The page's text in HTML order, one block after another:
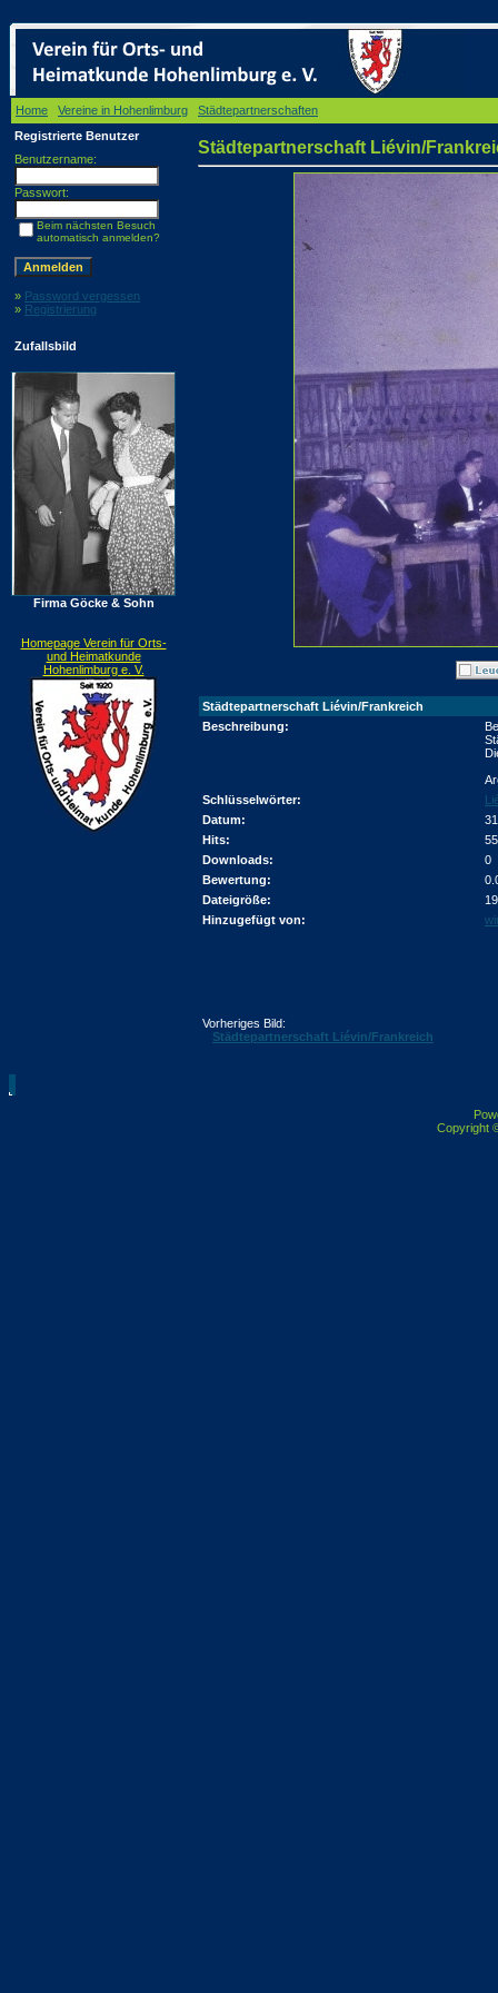
Home Vereine in Hohenlimburg Städtepartnerschaften
Registrierte Benutzer
Benutzername:
Passwort:
Beim nächsten Besuch
automatisch anmelden?
» Password vergessen
» Registrierung
Zufallsbild
Firma Göcke & Sohn
Homepage Verein für Orts-
und Heimatkunde
Hohenlimburg e. V.
Städtepartnerschaft Liévin/
Städtepartnerschaft Liévin/Frankreich
Beschreibung:
Schlüsselwörter:
Datum:
Hits:
Downloads:
0
Bewertung:
Dateigröße:
Hinzugefügt von:
Vorheriges Bild:
Städtepartnerschaft Liévin/Frankreich
Copyright